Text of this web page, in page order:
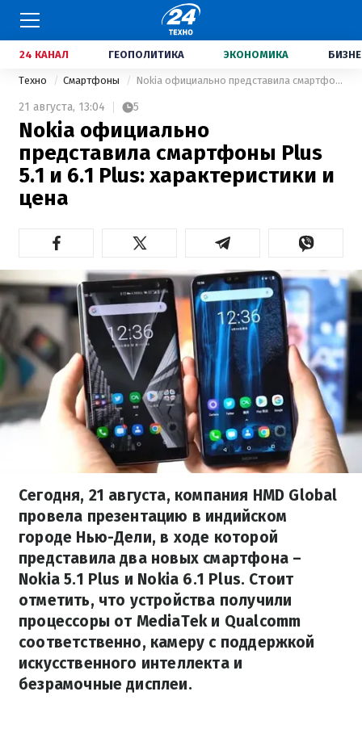
24 КАНАЛ ГЕОПОЛИТИКА ЭКОНОМИКА
Техно Смартфоны Nokia официально представила смартфоны Plus 5.1 и 6.1 Plus: характеристики и цена
21 августа, 13:04 5
Nokia официально
представила смартфоны Plus
5.1 и 6.1 Plus: характеристики и
цена
Сегодня, 21 августа, компания HMD Global
провела презентацию в индийском
городе Нью-Дели, в ходе которой
представила два новых смартфона –
Nokia 5.1 Plus и Nokia 6.1 Plus. Стоит
отметить, что устройства получили
процессоры от MediaTek и Qualcomm
соответственно, камеру с поддержкой
искусственного интеллекта и
безрамочные дисплеи.